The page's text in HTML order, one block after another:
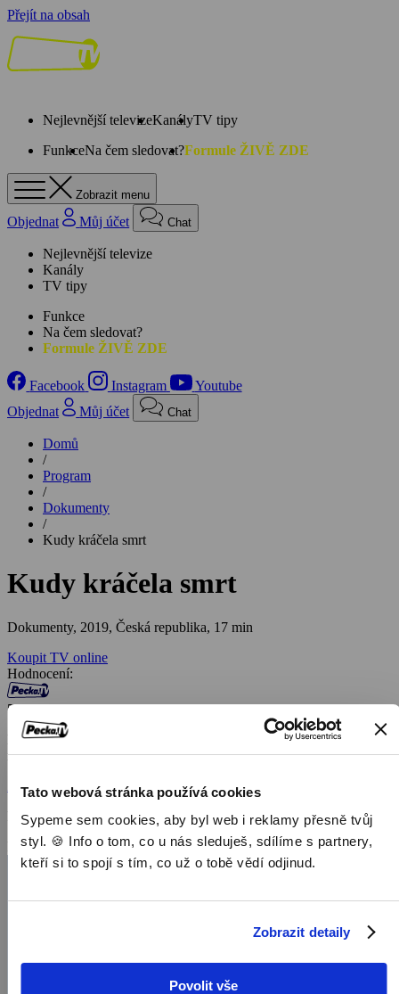
Tato webová stránka používá cookies
Sypeme sem cookies, aby byl web i reklamy přesně tvůj
styl. 🍪 Info o tom, co u nás sleduješ, sdílíme s partnery,
kteří si to spojí s tím, co už o tobě vědí odjinud.
Zobrazit detaily
Povolit vše
Přejít na obsah
Nejlevnější televizeKanályTV tipy
FunkceNa čem sledovat?Formule ŽIVĚ ZDE
Zobrazit menu
Objednat Můj účet Chat
Nejlevnější televize
Kanály
TV tipy
Funkce
Na čem sledovat?
Formule ŽIVĚ ZDE
Facebook Instagram
Youtube
Objednat
Můj účet Chat
Domů
/
Program
/
Dokumenty
/
Kudy kráčela smrt
Kudy kráčela smrt
Dokumenty, 2019, Česká republika, 17 min
Koupit TV online
Hodnocení:
58 %
Devatenáct ztracených. Devatenáct otazníků. Devatenáct osudu
mladých mužů…
Zobrazit více
Režie: Pavel Dražan
Pořad aktuálně není v nabídce